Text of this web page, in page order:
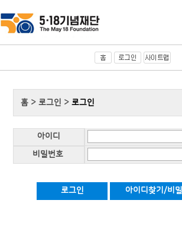
홈 > 로그인 >로그인
아이디
비밀번호